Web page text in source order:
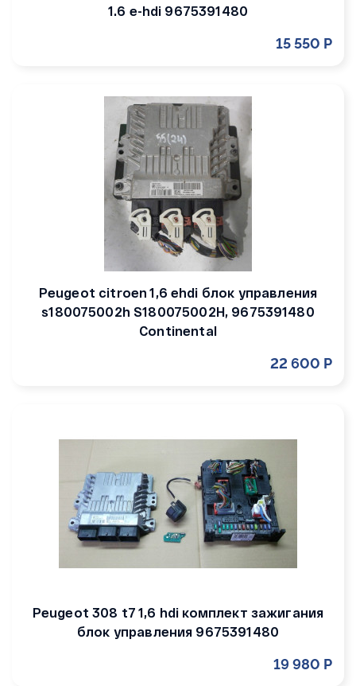
1.6 e-hdi 9675391480
15 550 Р
Peugeot citroen 1,6 ehdi блок управления
s180075002h S180075002H, 9675391480
Continental
22 600 Р
Peugeot 308 t7 1,6 hdi комплект зажигания
блок управления 9675391480
19 980 Р